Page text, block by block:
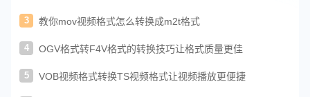
3 教你mov视频格式怎么转换成m2t格式
4 OGV格式转F4V格式的转换技巧让格式质量更佳
5 VOB视频格式转换TS视频格式让视频播放更便捷